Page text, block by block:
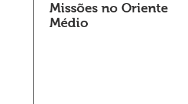
Missões no Oriente
Médio